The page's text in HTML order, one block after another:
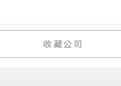
收藏公司